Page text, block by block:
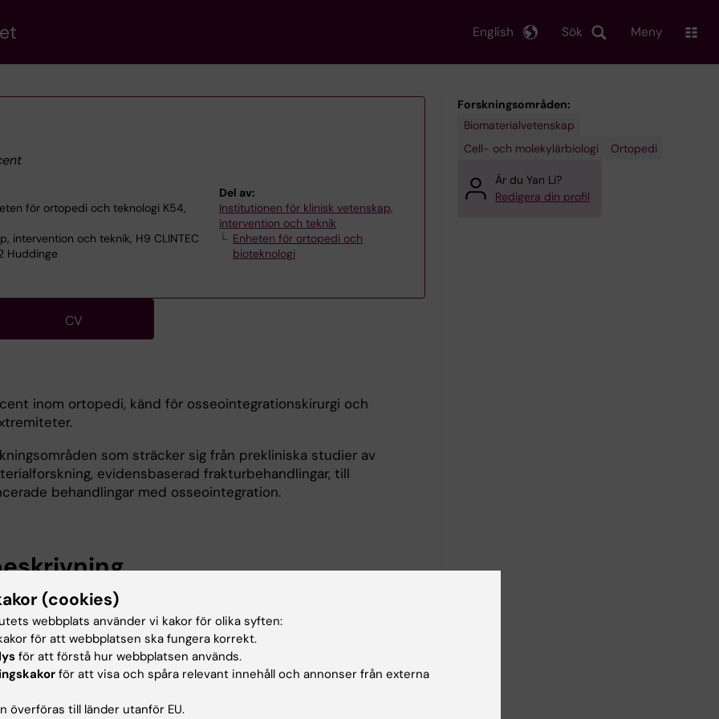
Sök
English Meny
för ortopedi och teknologi K54,
intervention och teknik, H9 CLINTEC
Huddinge
Del av:
Institutionen för klinisk vetenskap,
intervention och teknik
Enheten för ortopedi och
bioteknologi
CV
inom ortopedi, känd för osseointegrationskirurgi och
som sträcker sig från prekliniska studier av
evidensbaserad frakturbehandlingar, till
behandlingar med osseointegration.
och bioaktiva ämnen på mesenkymala stamceller och
av ortopediska skador.
för rekonstruktion av extremiteter.
Forskningsområden:
Biomaterialvetenskap
Cell- och molekylärbiologi
Ortopedi
Är du Yan Li?
Redigera din profil
(cookies)
webbplats använder vi kakor för olika syften:
för att webbplatsen ska fungera korrekt.
för att förstå hur webbplatsen används.
för att visa och spåra relevant innehåll och annonser från externa
överföras till länder utanför EU.